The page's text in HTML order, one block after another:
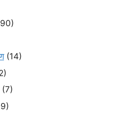
(14)
(7)